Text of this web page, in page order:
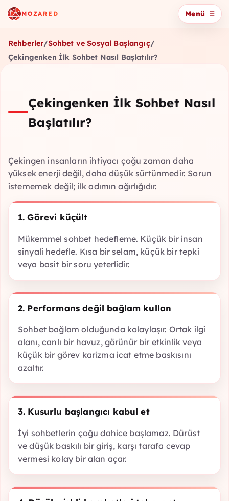
MOZARED Menü
Rehberler/Sohbet ve Sosyal Başlangıç/
Çekingenken İlk Sohbet Nasıl Başlatılır?
Çekingenken İlk Sohbet Nasıl
Başlatılır?
Çekingen insanların ihtiyacı çoğu zaman daha
yüksek enerji değil, daha düşük sürtünmedir. Sorun
istememek değil; ilk adımın ağırlığıdır.
1. Görevi küçült
Mükemmel sohbet hedefleme. Küçük bir insan
sinyali hedefle. Kısa bir selam, küçük bir tepki
veya basit bir soru yeterlidir.
2. Performans değil bağlam kullan
Sohbet bağlam olduğunda kolaylaşır. Ortak ilgi
alanı, canlı bir havuz, görünür bir etkinlik veya
küçük bir görev karizma icat etme baskısını
azaltır.
3. Kusurlu başlangıcı kabul et
İyi sohbetlerin çoğu dahice başlamaz. Dürüst
ve düşük baskılı bir giriş, karşı tarafa cevap
vermesi kolay bir alan açar.